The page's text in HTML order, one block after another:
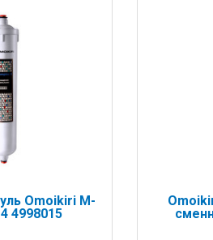
Omoikiri M-
4998015